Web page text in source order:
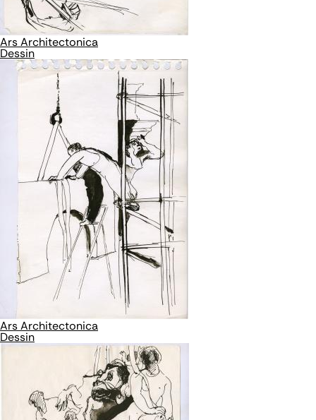
Ars Architectonica
Dessin
Ars Architectonica
Dessin